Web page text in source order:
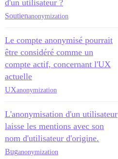
d'un utilisateur ?
Soutienanonymization
Le compte anonymisé pourrait
être considéré comme un
compte actif, concernant l'UX
actuelle
UXanonymization
L'anonymisation d'un utilisateur
laisse les mentions avec son
nom d'utilisateur d'origine.
Buganonymization